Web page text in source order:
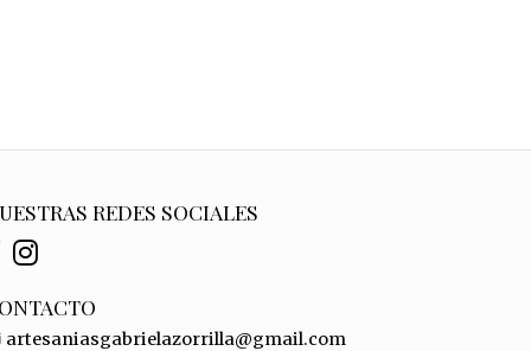
REDES SOCIALES
artesaniasgabrielazorrilla@gmail.com